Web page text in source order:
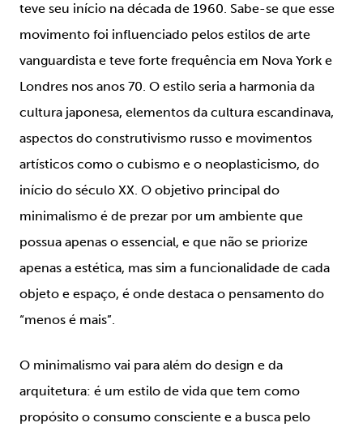
teve seu início na década de 1960. Sabe-se que esse
movimento foi influenciado pelos estilos de arte
vanguardista e teve forte frequência em Nova York e
Londres nos anos 70. O estilo seria a harmonia da
cultura japonesa, elementos da cultura escandinava,
aspectos do construtivismo russo e movimentos
artísticos como o cubismo e o neoplasticismo, do
início do século XX. O objetivo principal do
minimalismo é de prezar por um ambiente que
possua apenas o essencial, e que não se priorize
apenas a estética, mas sim a funcionalidade de cada
objeto e espaço, é onde destaca o pensamento do
“menos é mais”.
O minimalismo vai para além do design e da
arquitetura: é um estilo de vida que tem como
propósito o consumo consciente e a busca pelo